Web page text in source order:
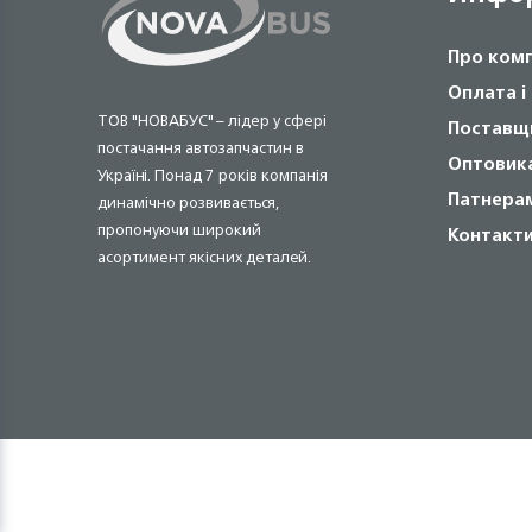
ТОВ "НОВАБУС" – лідер у сфері
постачання автозапчастин в
Україні. Понад 7 років компанія
динамічно розвивається,
пропонуючи широкий
асортимент якісних деталей.
Про
Оплата